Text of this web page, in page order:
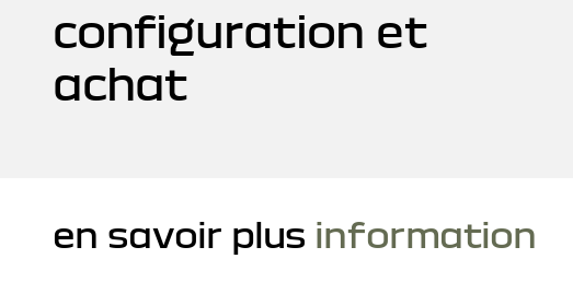
configuration et
achat
en savoir plus information